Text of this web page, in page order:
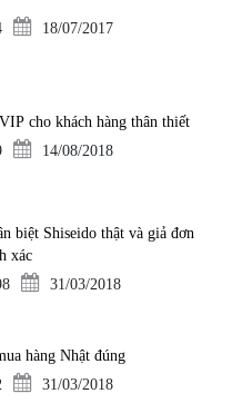
18/07/2017
cho khách hàng thân thiết
14/08/2018
biệt Shiseido thật và giả đơn
xác
31/03/2018
hàng Nhật đúng
31/03/2018